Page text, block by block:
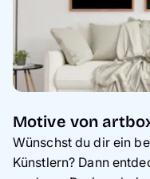
Motive von
Wünschst du dir ein
Künstlern? Dann